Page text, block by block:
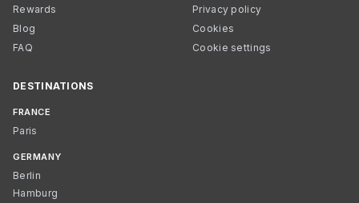
Rewards
Blog
FAQ
Privacy policy
Cookies
Cookie settings
DESTINATIONS
FRANCE
Paris
GERMANY
Berlin
Hamburg